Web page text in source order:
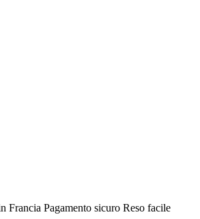
Francia Pagamento sicuro Reso facile